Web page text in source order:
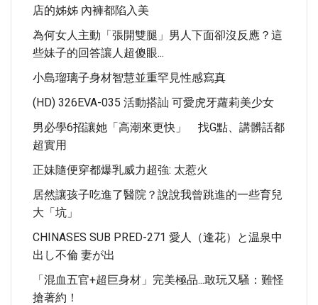
店的姊姊 內褲都陷入美
為何女人主動「張開雙腿」男人下面卻沒反應？這
些妹子的回答讓人超傻眼...
小島瑠璃子身材智慧並重罕見性感寫真
(HD) 326EVA-035 活動搭訕 可愛虎牙蘿莉美少女
男必學6招讓她「高潮來更快」 找G點、講髒話都
超實用
正妹隨便穿都爆乳威力超強: 太惹火
居然讓孩子吃進了醫院？說說我曾跳進的一些育兒
大「坑」
CHINASES SUB PRED-271 愛人（逢花）と温泉中
出し不倫 妻が出
「混血五官+超巨身材」完美極品...敢玩又騷：難怪
搶著約！